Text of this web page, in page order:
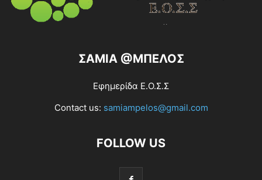
ΣΑΜΙΑ @ΜΠΕΛΟΣ
Εφημερίδα Ε.Ο.Σ.Σ
Contact us: samiampelos@gmail.com
FOLLOW US